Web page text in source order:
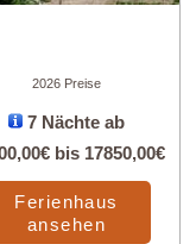
2026 Preise
7 Nächte ab
bis 17850,00€
Ferienhaus
ansehen